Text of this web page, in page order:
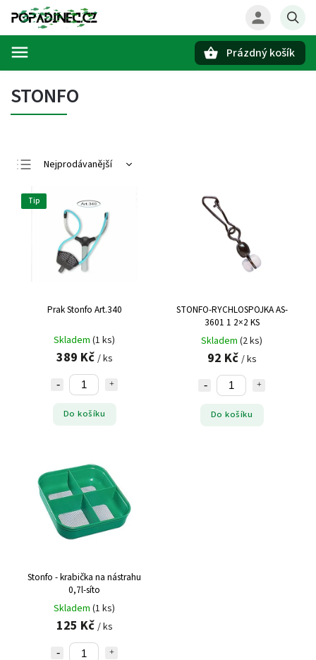
Prázdný košík
STONFO
Nejprodávanější
Nejdražší
Abecedně
Tip
Prak Stonfo Art.340
Skladem (1 ks)
389 Kč / ks
Do košíku
STONFO-RYCHLOSPOJKA AS-
3601 1 2×2 KS
Skladem (2 ks)
92 Kč / ks
Do košíku
Stonfo - krabička na nástrahu
0,7l-síto
Skladem (1 ks)
125 Kč / ks